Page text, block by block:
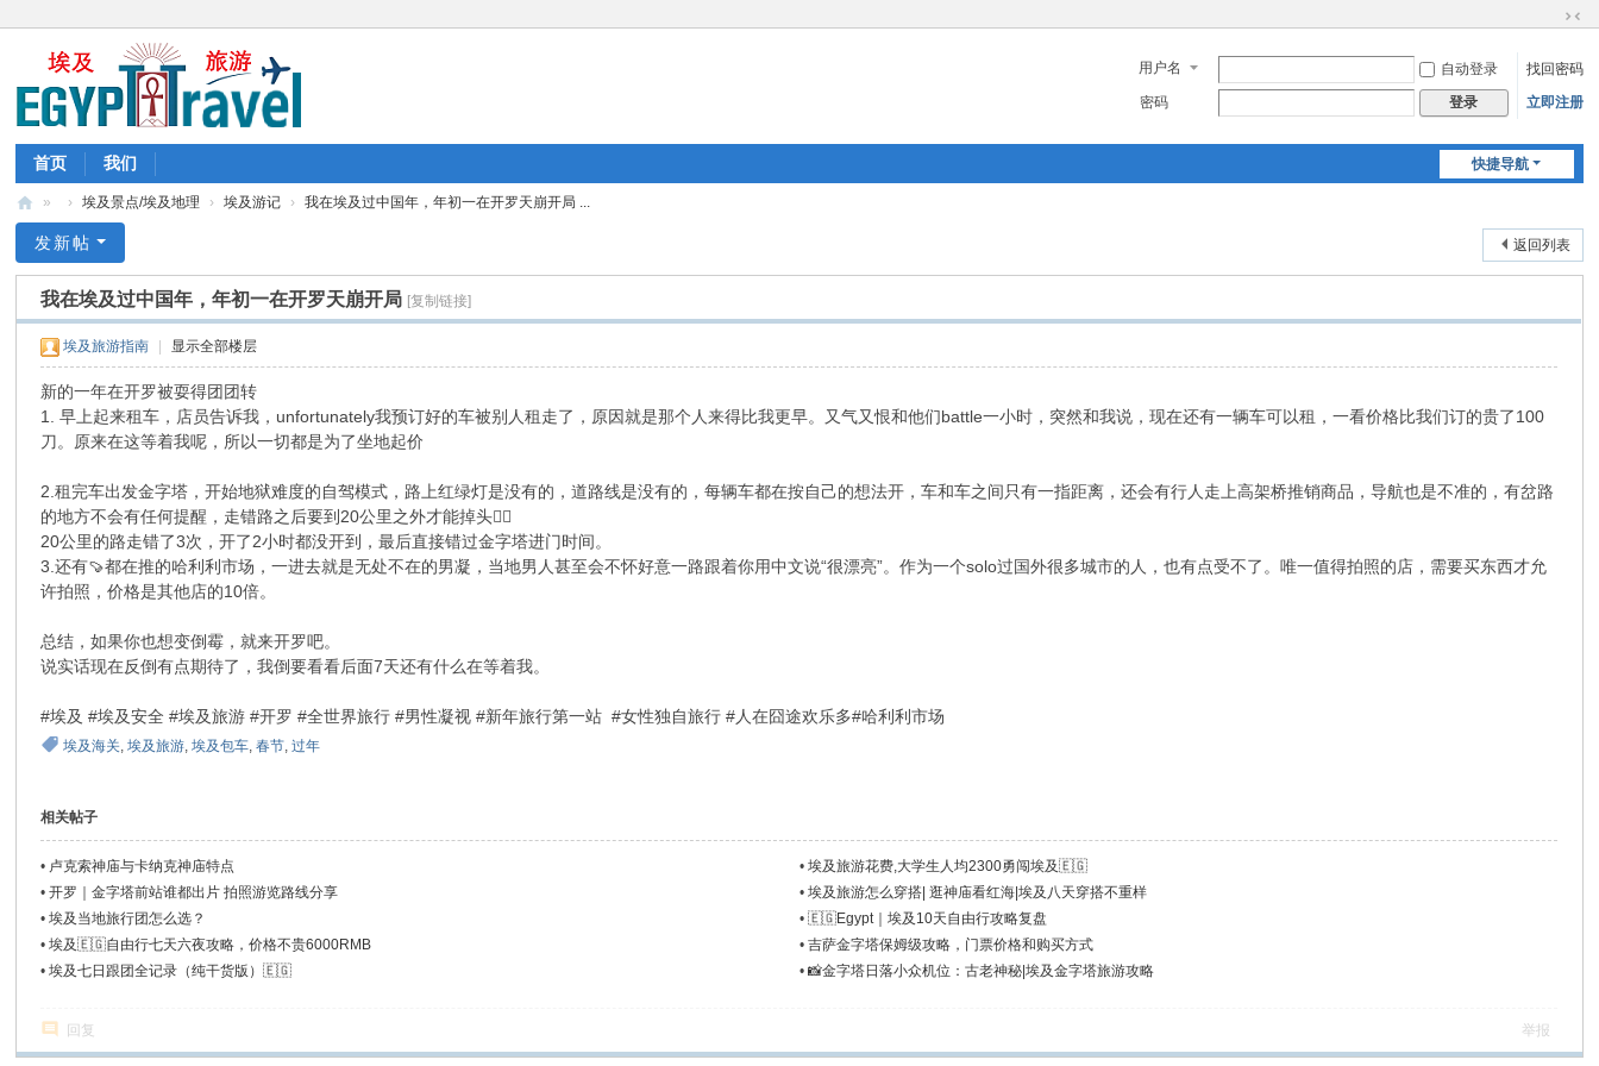
换
到
窄
用户名 自动登录
找回密码
密码
登录 立即注册
快捷导航
首页 我们
及
» › 埃及景点/埃及地理 › 埃及游记 › 我在埃及过中国年，年初一在开罗天崩开局 ...
返回列表
发新帖
我在埃及过中国年，年初一在开罗天崩开局 [复制链接]
埃及旅游指南 显示全部楼层
新的一年在开罗被耍得团团转
1. 早上起来租车，店员告诉我，unfortunately我预订好的车被别人租走了，原因就是那个人来得比我更早。又气又恨和他们battle一小时，突然和我说，现在还有一辆车可以租，一看价格比我们订的贵了100
刀。原来在这等着我呢，所以一切都是为了坐地起价
2.租完车出发金字塔，开始地狱难度的自驾模式，路上红绿灯是没有的，道路线是没有的，每辆车都在按自己的想法开，车和车之间只有一指距离，还会有行人走上高架桥推销商品，导航也是不准的，有岔路
的地方不会有任何提醒，走错路之后要到20公里之外才能掉头🙂‍↕️
20公里的路走错了3次，开了2小时都没开到，最后直接错过金字塔进门时间。
3.还有🍠都在推的哈利利市场，一进去就是无处不在的男凝，当地男人甚至会不怀好意一路跟着你用中文说“很漂亮”。作为一个solo过国外很多城市的人，也有点受不了。唯一值得拍照的店，需要买东西才允
许拍照，价格是其他店的10倍。
总结，如果你也想变倒霉，就来开罗吧。
说实话现在反倒有点期待了，我倒要看看后面7天还有什么在等着我。
#埃及 #埃及安全 #埃及旅游 #开罗 #全世界旅行 #男性凝视 #新年旅行第一站 #女性独自旅行 #人在囧途欢乐多#哈利利市场
埃及海关,埃及旅游,埃及包车,春节,过年
相关帖子
• 卢克索神庙与卡纳克神庙特点 • 埃及旅游花费,大学生人均2300勇闯埃及🇪🇬
•开罗｜金字塔前站谁都出片 拍照游览路线分享 • 埃及旅游怎么穿搭| 逛神庙看红海|埃及八天穿搭不重样
•埃及当地旅行团怎么选？ • 🇪🇬Egypt｜埃及10天自由行攻略复盘
•埃及🇪🇬自由行七天六夜攻略，价格不贵6000RMB • 吉萨金字塔保姆级攻略，门票价格和购买方式
•埃及七日跟团全记录（纯干货版）🇪🇬 • 📸金字塔日落小众机位：古老神秘|埃及金字塔旅游攻略
回复 举报